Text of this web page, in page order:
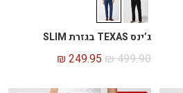
ג’ינס TEXAS בגזרת SLIM
₪499.90
₪ 249.95